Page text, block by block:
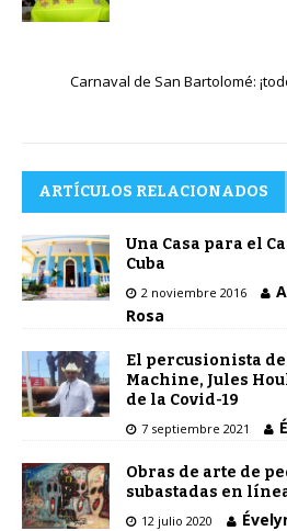
Carnaval de San Bartolomé:
ARTÍCULOS RELACIONADOS
Una Casa para el
Cuba
2 noviembre 2016
Rosa
El percusionista
Machine, Jules
de la Covid-19
7 septiembre 2021
Obras de arte de
subastadas en
12 julio 2020